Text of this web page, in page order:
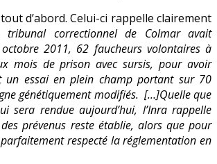
d’abord. Celui-ci rappelle clairement
correctionnel de Colmar avait
2011, 62 faucheurs volontaires à
mois de prison avec sursis, pour avoir
un essai en plein champ portant sur 70
génétiquement modifiés. […]Quelle que
sera rendue aujourd’hui, l’Inra rappelle
prévenus reste établie, alors que pour
respecté la réglementation en